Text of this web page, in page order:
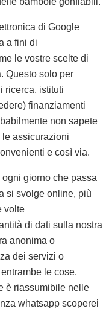
di Google
a fini di
le vostre scelte di
Questo solo per
ricerca, istituti
finanziamenti
non sapete
le assicurazioni
e così via.
giorno che passa
si svolge online, più
volte
di dati sulla nostra
anonima o
dei servizi o
le cose.
è riassumibile nelle
whatsapp scoperei